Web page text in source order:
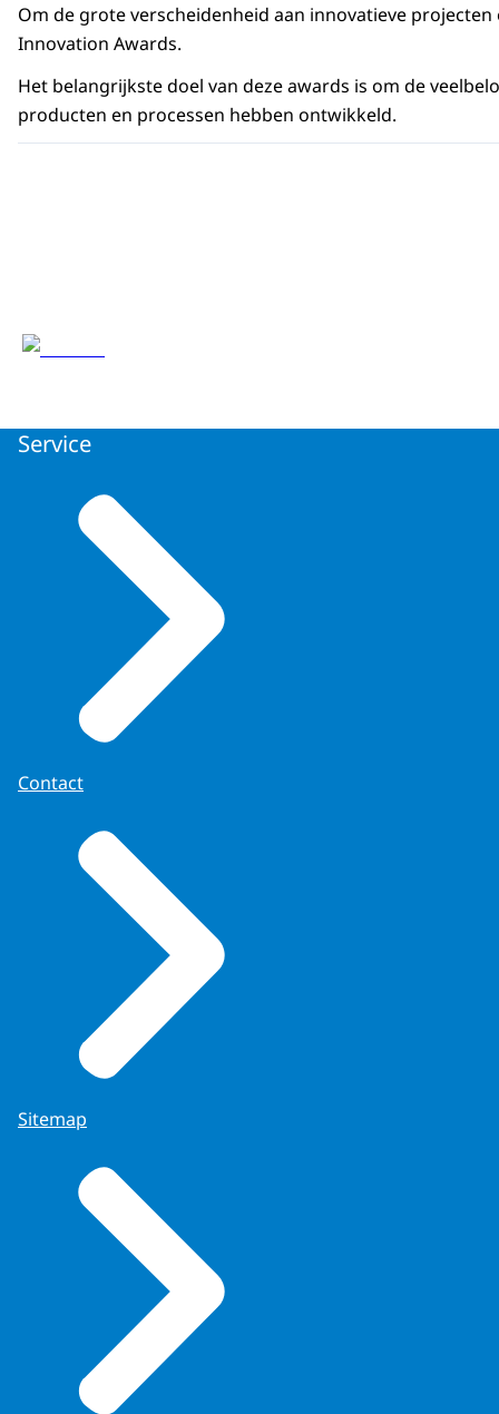
Om de grote verscheidenheid aan innovatieve
Innovation Awards.
Het belangrijkste doel van deze awards is om de
producten en processen hebben ontwikkeld.
Service
Contact
Sitemap